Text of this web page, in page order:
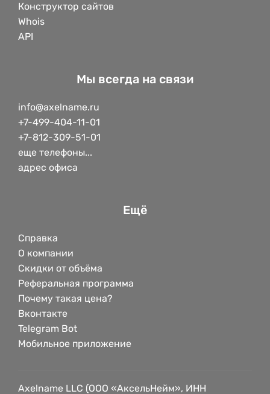
Конструктор сайтов
Whois
API
Мы всегда на связи
info@axelname.ru
+7-499-404-11-01
+7-812-309-51-01
еще телефоны...
адрес офиса
Ещё
Справка
О компании
Скидки от объёма
Реферальная программа
Почему такая цена?
Вконтакте
Telegram Bot
Мобильное приложение
Axelname LLC (ООО «АксельНейм», ИНН